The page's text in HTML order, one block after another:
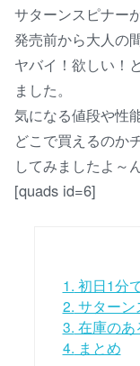
サターンスピナー
発売前から大人の
ヤバイ！欲しい！
ました。
気になる値段や性
どこで買えるのか
してみましたよ～
[quads id=6]
1. 初日1分
2. サターン
3. 在庫のあ
4. まとめ